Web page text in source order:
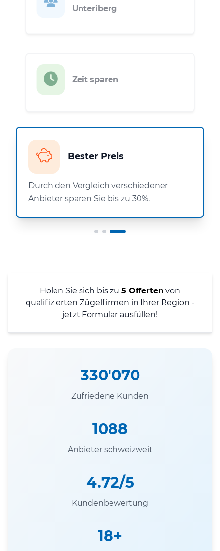
Unteriberg
Zeit sparen
Bester Preis
Durch den Vergleich verschiedener
Anbieter sparen Sie bis zu 30%.
Holen Sie sich bis zu 5 Offerten von
qualifizierten Zügelfirmen in Ihrer Region -
jetzt Formular ausfüllen!
330'070
Zufriedene Kunden
1088
Anbieter schweizweit
4.72/5
Kundenbewertung
18+